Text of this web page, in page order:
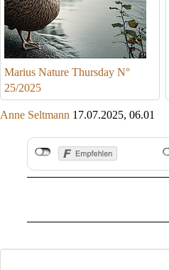
Marius Nature Thursday N°
25/2025
Anne Seltmann 17.07.2025, 06.01